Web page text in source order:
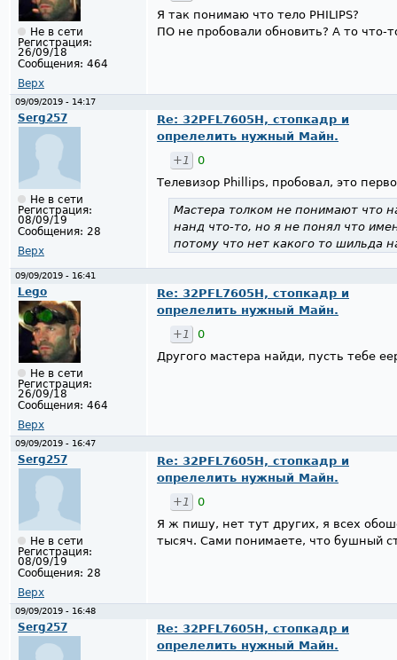
Не в сети
Регистрация:
26/09/18
Сообщения: 464
Верх
Я так понимаю что тело PHILIPS?
ПО не пробовали обновить? А то что-
09/09/2019 - 14:17
Serg257
Не в сети
Регистрация:
08/09/19
Сообщения: 28
Верх
Re: 32PFL7605H, стопкадр и
опрелелить нужный Майн.
+1
0
Телевизор Phillips, пробовал, это
Мастера толком не понимают что
нанд что-то, но я не понял что
потому что нет какого то шильда
09/09/2019 - 16:41
Lego
Не в сети
Регистрация:
26/09/18
Сообщения: 464
Верх
Re: 32PFL7605H, стопкадр и
опрелелить нужный Майн.
+1
0
Другого мастера найди, пусть тебе
09/09/2019 - 16:47
Serg257
Не в сети
Регистрация:
08/09/19
Сообщения: 28
Верх
Re: 32PFL7605H, стопкадр и
опрелелить нужный Майн.
+1
0
Я ж пишу, нет тут других, я всех
тысяч. Сами понимаете, что бушный
09/09/2019 - 16:48
Serg257
Re: 32PFL7605H, стопкадр и
опрелелить нужный Майн.